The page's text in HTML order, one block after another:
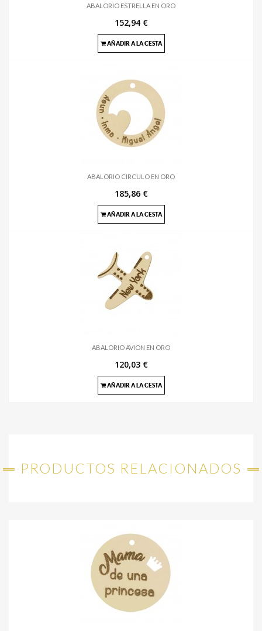
ABALORIO ESTRELLA EN ORO
152,94 €
AÑADIR A LA CESTA
ABALORIO CIRCULO EN ORO
185,86 €
AÑADIR A LA CESTA
ABALORIO AVION EN ORO
120,03 €
AÑADIR A LA CESTA
PRODUCTOS RELACIONADOS